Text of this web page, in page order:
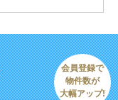
会員登録で
物件数が
大幅アップ!